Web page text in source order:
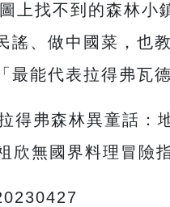
找不到的森林小
、做中國菜，也
能代表拉得弗瓦
得弗森林異童話：
無國界料理冒險指